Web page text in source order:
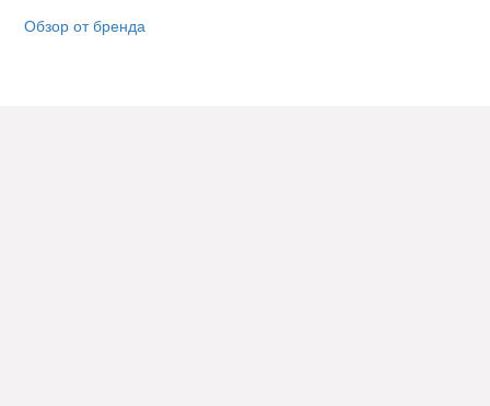
Обзор от бренда